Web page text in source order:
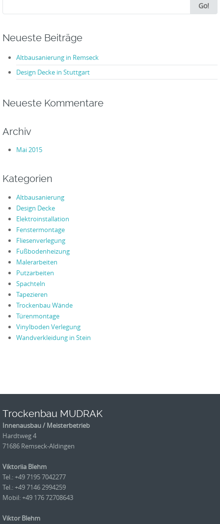
for:
Go!
Neueste Beiträge
Altbausanierung in Remseck
Design Decke in Stuttgart
Neueste Kommentare
Archiv
Mai 2015
Kategorien
Altbausanierung
Design Decke
Elektroinstallation
Fenstermontage
Fliesenverlegung
Fußbodenheizung
Malerarbeiten
Putzarbeiten
Spachteln
Tapezieren
Trockenbau Wände
Türenmontage
Vinylboden Verlegung
Wandverkleidung in Stein
Trockenbau MUDRAK
Innenausbau / Meisterbetrieb
Hardtweg 4
71686 Remseck-Aldingen
Viktoriia Blehm
Tel.: +49 7195 7042277
Tel.: +49 7146 2994259
Mobil: +49 176 72708643
Viktor Blehm